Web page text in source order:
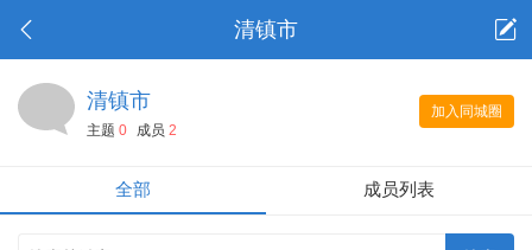
清镇市
加入同城圈
清镇市
主题 0 成员 2
全部 成员列表